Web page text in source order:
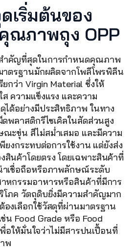
เริ่มต้นของ
ณภาพถุง OPP
ำคัญที่สุดในการกำหนดคุณภาพ
าตรฐานมักผลิตจากโพลีโพรพิลีน
กว่า Virgin Material ซึ่งให้
ความแข็งแรง และความ
ได้อย่างมีประสิทธิภาพ ในทาง
ดพลาสติกรีไซเคิลในสัดส่วนสูง
ณะขุ่น สีไม่สม่ำเสมอ และมีความ
ยงกระทบต่อการใช้งาน แต่ยังส่ง
นค้าโดยตรง โดยเฉพาะสินค้าที่
าเชื่อถือหรือภาพลักษณ์ระดับ
หกรรมอาหารหรือสินค้าที่มีการ
โภค วัตถุดิบยิ่งมีความสำคัญมาก
องเลือกใช้วัสดุที่ผ่านมาตรฐาน
น Food Grade หรือ Food
อให้มั่นใจว่าไม่มีสารปนเปื้อนที่
พ